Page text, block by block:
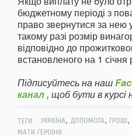
бюджетному періоді з
право звернутися за нею
такому разі розмір
відповідно до
встановленого на 1
Підписуйтесь на наш
канал, щоб бути в курсі
ТЕГИ: УКРАЇНА, ДОПОМОГА, ГРОШІ,
МАТИ-ГЕРОЇНЯ